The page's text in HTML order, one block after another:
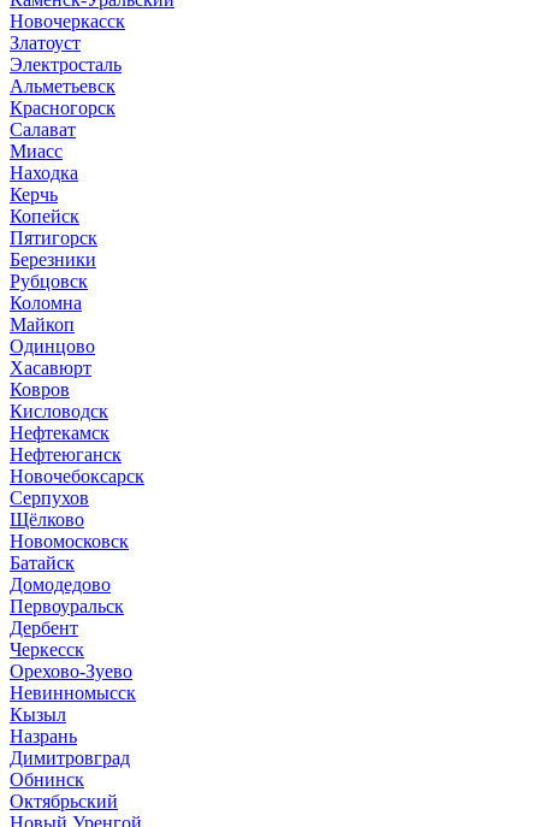
Новочеркасск
Златоуст
Электросталь
Альметьевск
Красногорск
Салават
Миасс
Находка
Керчь
Копейск
Пятигорск
Березники
Рубцовск
Коломна
Майкоп
Одинцово
Хасавюрт
Ковров
Кисловодск
Нефтекамск
Нефтеюганск
Новочебоксарск
Серпухов
Щёлково
Новомосковск
Батайск
Домодедово
Первоуральск
Дербент
Черкесск
Орехово-Зуево
Невинномысск
Кызыл
Назрань
Димитровград
Обнинск
Октябрьский
Новый Уренгой